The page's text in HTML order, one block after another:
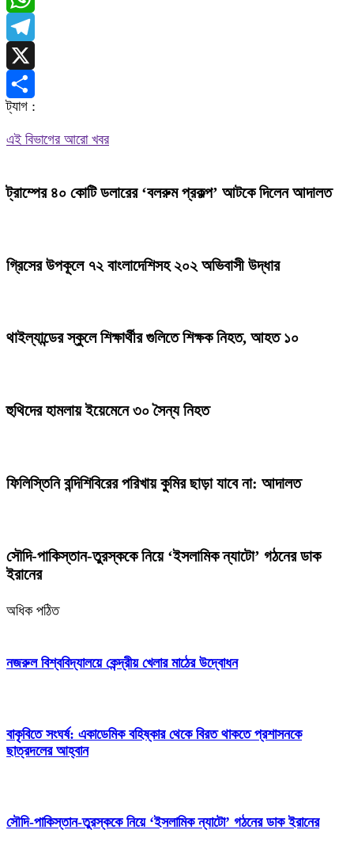
WhatsApp
Telegram
X
Share
ট্যাগ :
এই বিভাগের আরো খবর
ট্রাম্পের ৪০ কোটি ডলারের ‘বলরুম প্রকল্প’ আটকে দিলেন আদালত
গ্রিসের উপকূলে ৭২ বাংলাদেশিসহ ২০২ অভিবাসী উদ্ধার
থাইল্যান্ডের স্কুলে শিক্ষার্থীর গুলিতে শিক্ষক নিহত, আহত ১০
হুথিদের হামলায় ইয়েমেনে ৩০ সৈন্য নিহত
ফিলিস্তিনি বন্দিশিবিরের পরিখায় কুমির ছাড়া যাবে না: আদালত
সৌদি-পাকিস্তান-তুরস্ককে নিয়ে ‘ইসলামিক ন্যাটো’ গঠনের ডাক
ইরানের
অধিক পঠিত
নজরুল বিশ্ববিদ্যালয়ে কেন্দ্রীয় খেলার মাঠের উদ্বোধন
বাকৃবিতে সংঘর্ষ: একাডেমিক বহিষ্কার থেকে বিরত থাকতে প্রশাসনকে
ছাত্রদলের আহ্বান
সৌদি-পাকিস্তান-তুরস্ককে নিয়ে ‘ইসলামিক ন্যাটো’ গঠনের ডাক ইরানের